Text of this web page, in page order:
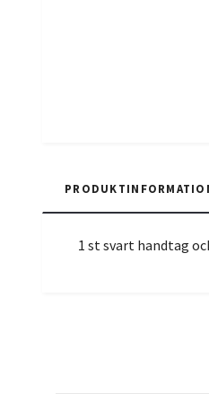
1 st svart handtag